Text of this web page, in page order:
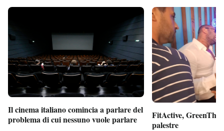
Il cinema italiano comincia a parlare del
problema di cui nessuno vuole parlare
FitActive,
palestre